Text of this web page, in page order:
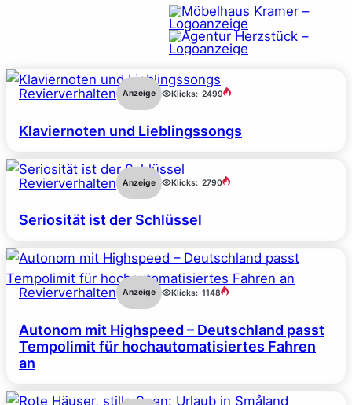
Revierverhalten Anzeige Klicks: 2499
Klaviernoten und Lieblingssongs
Revierverhalten Anzeige Klicks: 2790
Seriosität ist der Schlüssel
Revierverhalten Anzeige Klicks: 1148
Autonom mit Highspeed – Deutschland passt
Tempolimit für hochautomatisiertes Fahren
an